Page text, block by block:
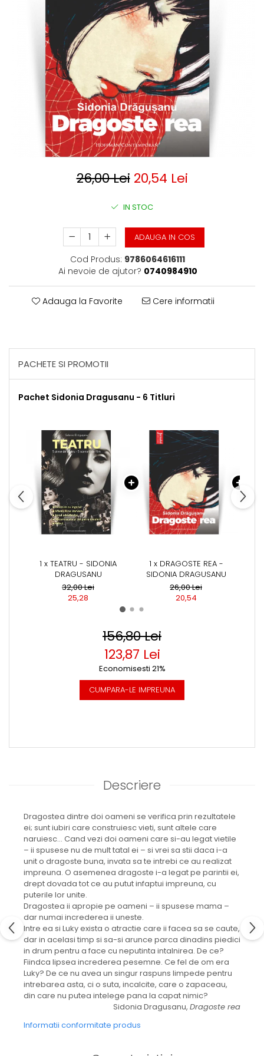
Contemporana
Universala
Universala
Non-fictiune
Publicistica / Reportaje / Interviuri
Stiinte umaniste
Sociologie si filozofie26,00 Lei 20,54 Lei
IN STOC
ADAUGA IN COS
Cod Produs: 9786064616111
Ai nevoie de ajutor? 0740984910
Adauga la Favorite Cere informatii
PACHETE SI PROMOTII
Pachet Sidonia Dragusanu - 6 Titluri
1 x TEATRU - SIDONIA
DRAGUSANU
32,00 Lei
25,28
1 x DRAGOSTE REA -
SIDONIA DRAGUSANU
26,00 Lei
20,54
156,80 Lei
123,87 Lei
Economisesti 21%
CUMPARA-LE IMPREUNA
Descriere
Dragostea dintre doi oameni se verifica prin rezultatele
ei; sunt iubiri care construiesc vieti, sunt altele care
naruiesc… Cand vezi doi oameni care si-au legat vietile
– ii spusese nu de mult tatal ei – si vrei sa stii daca i-a
unit o dragoste buna, invata sa te intrebi ce au realizat
impreuna. O asemenea dragoste i-a legat pe parintii ei,
drept dovada tot ce au putut infaptui impreuna, cu
puterile lor unite.
Dragostea ii apropie pe oameni – ii spusese mama –
dar numai increderea ii uneste.
Intre ea si Luky exista o atractie care ii facea sa se caute,
dar in acelasi timp si sa-si arunce parca dinadins piedici
in drum pentru a face cu neputinta intalnirea. De ce?
Fiindca lipsea increderea pesemne. Ce fel de om era
Luky? De ce nu avea un singur raspuns limpede pentru
intrebarea asta, ci o suta, incalcite, care o zapaceau,
din care nu putea intelege pana la capat nimic?
Sidonia Dragusanu, Dragoste rea
Informatii conformitate produs